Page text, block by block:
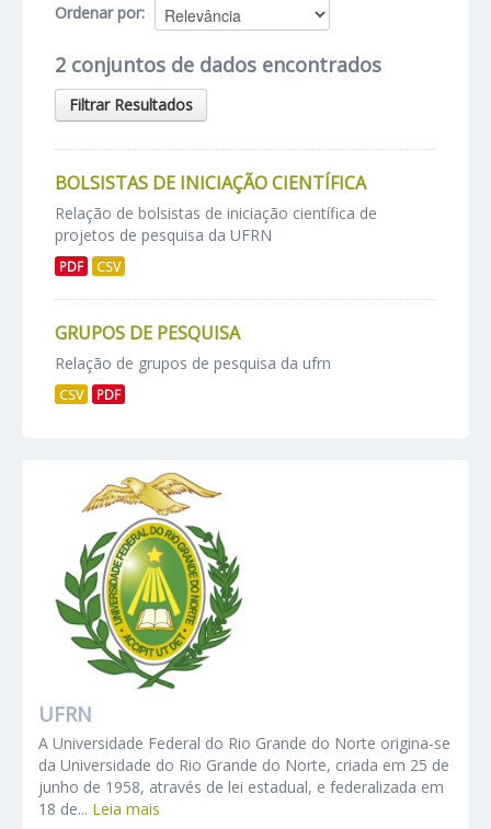
Ordenar por
2 conjuntos de dados encontrados
Filtrar Resultados
BOLSISTAS DE INICIAÇÃO CIENTÍFICA
Relação de bolsistas de iniciação científica de
projetos de pesquisa da UFRN
PDF CSV
GRUPOS DE PESQUISA
Relação de grupos de pesquisa da ufrn
CSV PDF
UFRN
A Universidade Federal do Rio Grande do Norte origina-se
da Universidade do Rio Grande do Norte, criada em 25 de
junho de 1958, através de lei estadual, e federalizada em
18 de... Leia mais